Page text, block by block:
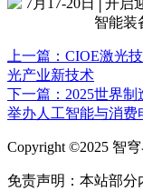
上一篇：CIOE激光
光产业新技术
下一篇：2025世界
举办人工智能与消费
Copyright ©2025 智
免责声明：本站部分